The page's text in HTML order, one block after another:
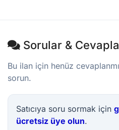
Sorular &
Bu ilan için henüz
sorun.
Satıcıya soru sormak için
ücretsiz üye olun.